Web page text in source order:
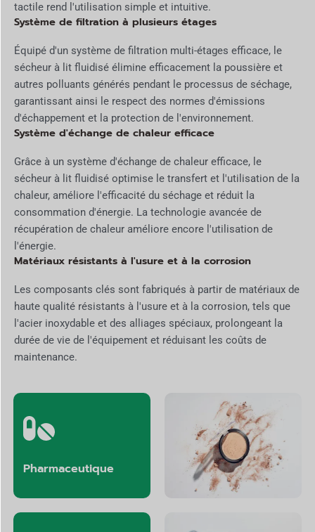
tactile rend l'utilisation simple et intuitive.
Système de filtration à plusieurs étages
Équipé d'un système de filtration multi-étages efficace, le
sécheur à lit fluidisé élimine efficacement la poussière et
autres polluants générés pendant le processus de séchage,
garantissant ainsi le respect des normes d'émissions
d'échappement et la protection de l'environnement.
Système d'échange de chaleur efficace
Grâce à un système d'échange de chaleur efficace, le
sécheur à lit fluidisé optimise le transfert et l'utilisation de la
chaleur, améliore l'efficacité du séchage et réduit la
consommation d'énergie. La technologie avancée de
récupération de chaleur améliore encore l'utilisation de
l'énergie.
Matériaux résistants à l'usure et à la corrosion
Les composants clés sont fabriqués à partir de matériaux de
haute qualité résistants à l'usure et à la corrosion, tels que
l'acier inoxydable et des alliages spéciaux, prolongeant la
durée de vie de l'équipement et réduisant les coûts de
maintenance.
Pharmaceutique Cosmétiques